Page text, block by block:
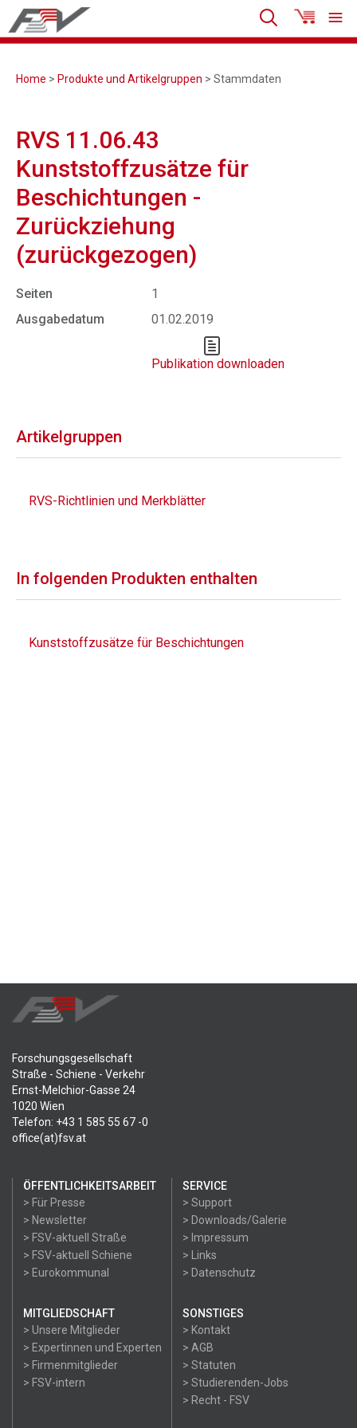
Home > Produkte und Artikelgruppen > Stammdaten
RVS 11.06.43
Kunststoffzusätze für
Beschichtungen -
Zurückziehung
(zurückgezogen)
Seiten
1
Ausgabedatum
01.02.2019
Publikation downloaden
Artikelgruppen
RVS-Richtlinien und Merkblätter
In folgenden Produkten enthalten
Kunststoffzusätze für Beschichtungen
Forschungsgesellschaft
Straße - Schiene - Verkehr
Ernst-Melchior-Gasse 24
1020 Wien
Telefon: +43 1 585 55 67 -0
office(at)fsv.at
ÖFFENTLICHKEITSARBEIT
> Für Presse
> Newsletter
> FSV-aktuell Straße
> FSV-aktuell Schiene
> Eurokommunal
SERVICE
> Support
> Downloads/Galerie
> Impressum
> Links
> Datenschutz
MITGLIEDSCHAFT
> Unsere Mitglieder
> Expertinnen und Experten
> Firmenmitglieder
> FSV-intern
SONSTIGES
> Kontakt
> AGB
> Statuten
> Studierenden-Jobs
> Recht - FSV